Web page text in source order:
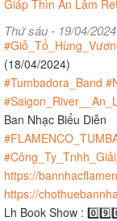
Giáp Thìn An Lâm
Thứ sáu - 19/04/
(18/04/2024)
#Tumbadora_Band
Ban Nhạc Biểu Diễn
https://
https://
Lh Book Show :